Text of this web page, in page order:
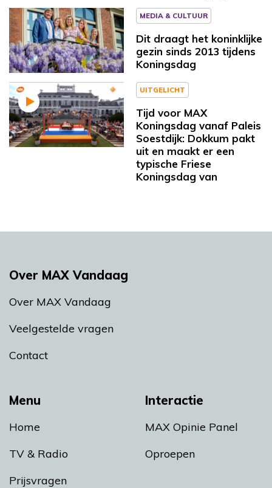
MEDIA & CULTUUR
Dit draagt het koninklijke
gezin sinds 2013 tijdens
Koningsdag
UITGELICHT
Tijd voor MAX
Koningsdag vanaf Paleis
Soestdijk: Dokkum pakt
uit en maakt er een
typische Friese
Koningsdag van
Menu
Home
TV & Radio
Prijsvragen
Interactie
MAX Opinie Panel
Oproepen
Over MAX Vandaag
Over MAX Vandaag
Veelgestelde vragen
Contact